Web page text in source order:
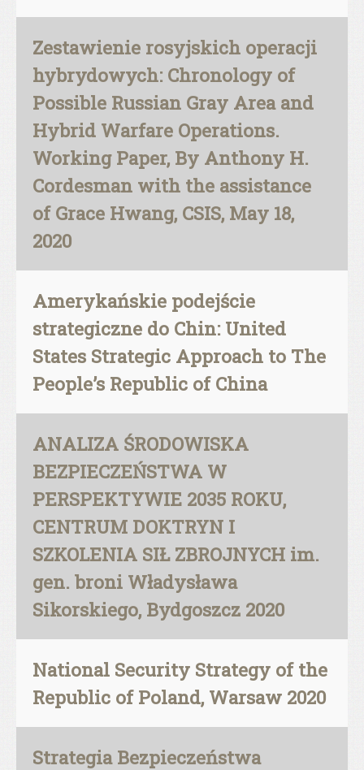
Zestawienie rosyjskich operacji
hybrydowych: Chronology of
Possible Russian Gray Area and
Hybrid Warfare Operations.
Working Paper, By Anthony H.
Cordesman with the assistance
of Grace Hwang, CSIS, May 18,
2020
Amerykańskie podejście
strategiczne do Chin: United
States Strategic Approach to The
People’s Republic of China
ANALIZA ŚRODOWISKA
BEZPIECZEŃSTWA W
PERSPEKTYWIE 2035 ROKU,
CENTRUM DOKTRYN I
SZKOLENIA SIŁ ZBROJNYCH im.
gen. broni Władysława
Sikorskiego, Bydgoszcz 2020
National Security Strategy of the
Republic of Poland, Warsaw 2020
Strategia Bezpieczeństwa